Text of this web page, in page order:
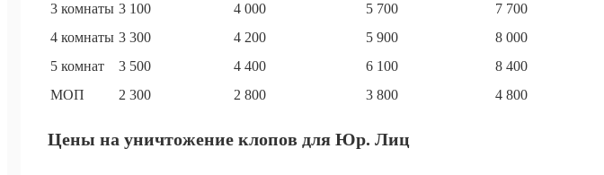
3 комнаты 3 100 4 000 5 700
7 700
4 комнаты 3 300 4 200 5 900
8 000
5 комнат
3 500 4 400 6 100
8 400
МОП
2 300 2 800 3 800 4 800
Цены на уничтожение клопов для Юр. Лиц